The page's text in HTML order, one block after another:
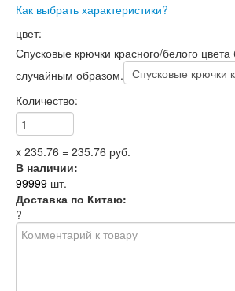
Как выбрать характеристики?
цвет:
Спусковые крючки красного/белого
случайным образом.
Количество:
x 235.76 = 235.76 руб.
В наличии:
99999 шт.
Доставка по Китаю:
?